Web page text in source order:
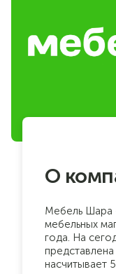
О
Мебель Шара
мебельных
года. На
насчитывает